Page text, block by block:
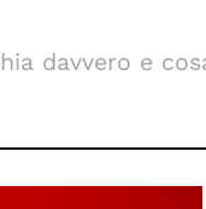
davvero e